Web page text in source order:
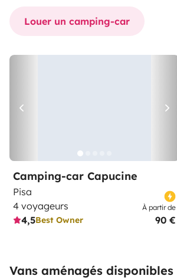
Louer un camping-car
Camping-car Capucine
Pisa
4 voyageurs
4,5Best Owner
À partir de
90 €
Vans aménagés